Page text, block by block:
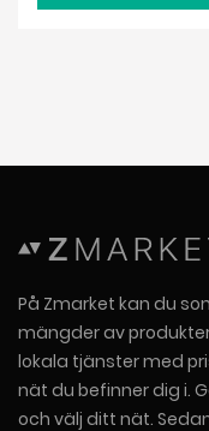
På Zmarket kan du
mängder av
lokala tjänster med
nät du befinner dig i.
och välj ditt nät.